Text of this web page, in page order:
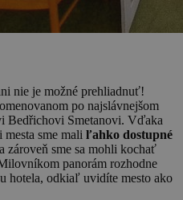
nie je možné prehliadnuť!
po najslávnejšom
Bedřichovi Smetanovi. Vďaka
sme mali ľahko dostupné
a zároveň sme sa mohli kochať
panorám rozhodne
hotela, odkiaľ uvidíte mesto ako